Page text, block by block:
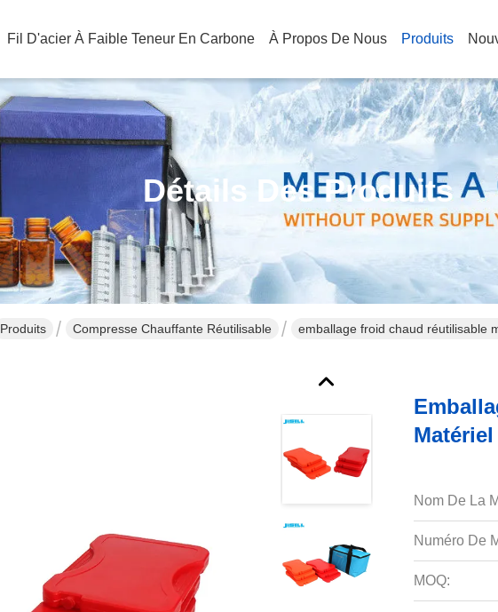
Fil D'acier À Faible Teneur En Carbone À Propos De Nous Produits
Détails Des Produits
Produits Compresse Chauffante Réutilisable emballage froid chaud réutilisable
Nom De La
Numéro De
MOQ: